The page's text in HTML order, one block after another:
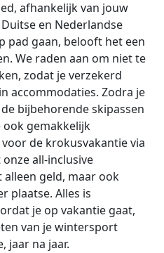
afhankelijk van jouw
en Nederlandse
pad gaan, belooft het een
We raden aan om niet te
zodat je verzekerd
accommodaties. Zodra je
bijbehorende skipassen
ook gemakkelijk
de krokusvakantie via
all-inclusive
geld, maar ook
plaatse. Alles is
je op vakantie gaat,
van je wintersport
jaar na jaar.